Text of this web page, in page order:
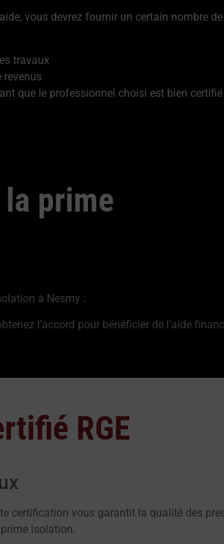
vous devrez fournir un certain nombre
travaux
revenus
que le professionnel choisi est bien certifié
prime
à Nesmy :
l’accord pour bénéficier de l’aide
RGE
certification vous garantit la qualité des
isolation.